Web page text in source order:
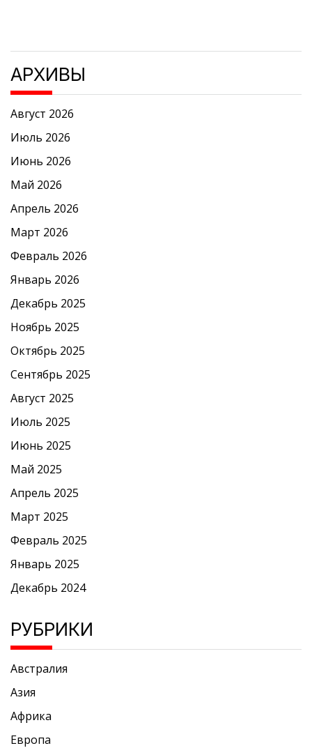
АРХИВЫ
Август 2026
Июль 2026
Июнь 2026
Май 2026
Апрель 2026
Март 2026
Февраль 2026
Январь 2026
Декабрь 2025
Ноябрь 2025
Октябрь 2025
Сентябрь 2025
Август 2025
Июль 2025
Июнь 2025
Май 2025
Апрель 2025
Март 2025
Февраль 2025
Январь 2025
Декабрь 2024
РУБРИКИ
Австралия
Азия
Африка
Европа